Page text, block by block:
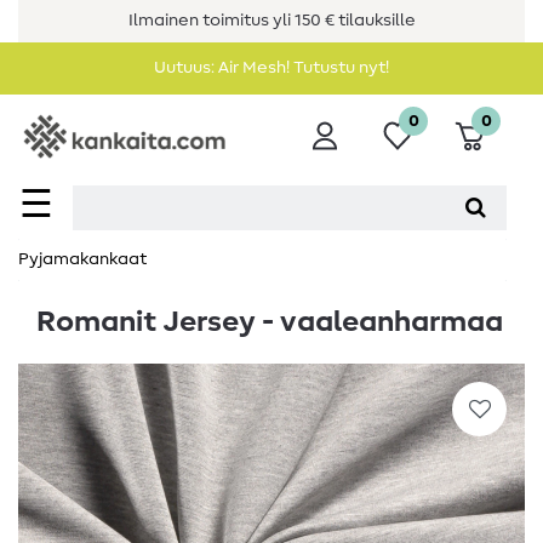
Ilmainen toimitus yli 150 € tilauksille
Uutuus: Air Mesh! Tutustu nyt!
☰
0 0
Pyjamakankaat
Romanit Jersey - vaaleanharmaa